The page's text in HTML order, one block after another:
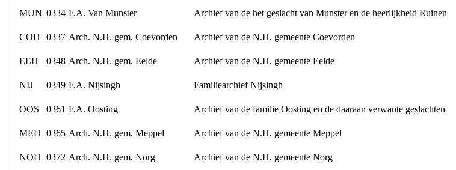
MUN 0334 F.A. Van Munster Archief van de het geslacht van Munster en de heerlijkheid Ruinen
COH 0337 Arch. N.H. gem. Coevorden Archief van de N.H. gemeente Coevorden
EEH 0348 Arch. N.H. gem. Eelde Archief van de N.H. gemeente Eelde
NIJ 0349 F.A. Nijsingh Familiearchief Nijsingh
OOS 0361 F.A. Oosting Archief van de familie Oosting en de daaraan verwante geslachten
MEH 0365 Arch. N.H. gem. Meppel Archief van de N.H. gemeente Meppel
NOH 0372 Arch. N.H. gem. Norg Archief van de N.H. gemeente Norg